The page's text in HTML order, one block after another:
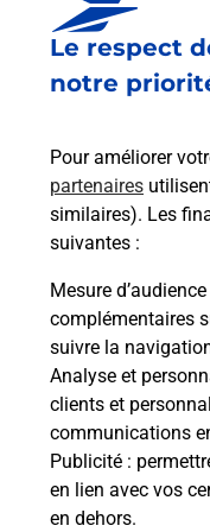
Le respect
notre
Pour améliorer
partenaires
similaires). Les
suivantes :
Mesure d’audience
complémentaires
suivre la
Analyse et
clients et
communications
Publicité :
en lien avec vos
en dehors.
Prochaine
2 Route De L Etang
08190 Aire
Itinéraire
Le lien s'ouvre dans un